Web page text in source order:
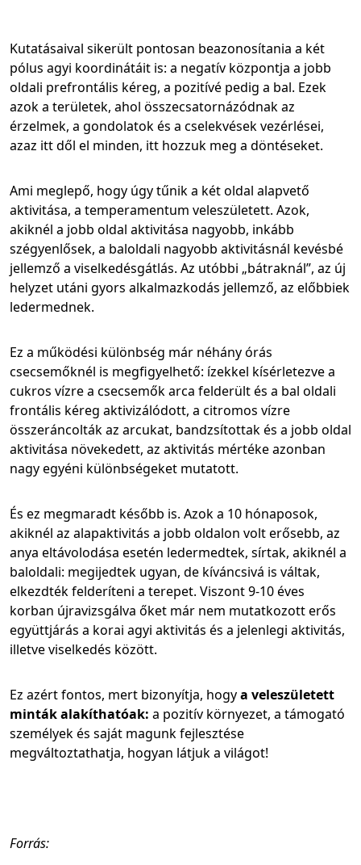
Kutatásaival sikerült pontosan beazonosítania a két
pólus agyi koordinátáit is: a negatív központja a jobb
oldali prefrontális kéreg, a pozitívé pedig a bal. Ezek
azok a területek, ahol összecsatornázódnak az
érzelmek, a gondolatok és a cselekvések vezérlései,
azaz itt dől el minden, itt hozzuk meg a döntéseket.
Ami meglepő, hogy úgy tűnik a két oldal alapvető
aktivitása, a temperamentum veleszületett. Azok,
akiknél a jobb oldal aktivitása nagyobb, inkább
szégyenlősek, a baloldali nagyobb aktivitásnál kevésbé
jellemző a viselkedésgátlás. Az utóbbi „bátraknál”, az új
helyzet utáni gyors alkalmazkodás jellemző, az előbbiek
ledermednek.
Ez a működési különbség már néhány órás
csecsemőknél is megfigyelhető: ízekkel kísérletezve a
cukros vízre a csecsemők arca felderült és a bal oldali
frontális kéreg aktivizálódott, a citromos vízre
összeráncolták az arcukat, bandzsítottak és a jobb oldal
aktivitása növekedett, az aktivitás mértéke azonban
nagy egyéni különbségeket mutatott.
És ez megmaradt később is. Azok a 10 hónaposok,
akiknél az alapaktivitás a jobb oldalon volt erősebb, az
anya eltávolodása esetén ledermedtek, sírtak, akiknél a
baloldali: megijedtek ugyan, de kíváncsivá is váltak,
elkezdték felderíteni a terepet. Viszont 9-10 éves
korban újravizsgálva őket már nem mutatkozott erős
együttjárás a korai agyi aktivitás és a jelenlegi aktivitás,
illetve viselkedés között.
Ez azért fontos, mert bizonyítja, hogya veleszületett
minták alakíthatóak: a pozitív környezet, a támogató
személyek és saját magunk fejlesztése
megváltoztathatja, hogyan látjuk a világot!
Forrás: